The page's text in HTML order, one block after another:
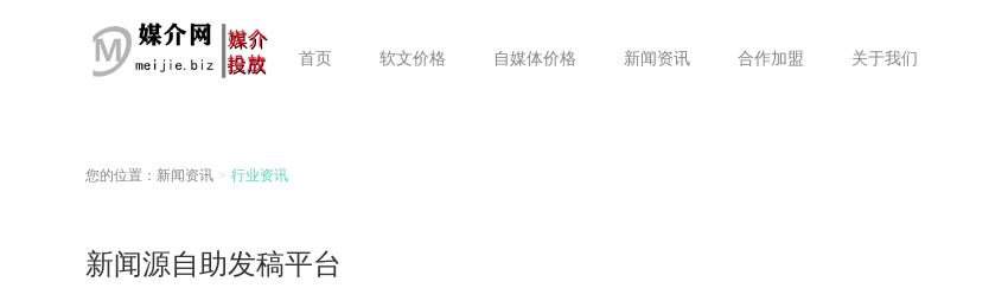
首页 软文价格 自媒体价格 新闻资讯 合作加盟 关于我们
您的位置： 新闻资讯 > 行业资讯
新闻源自助发稿平台